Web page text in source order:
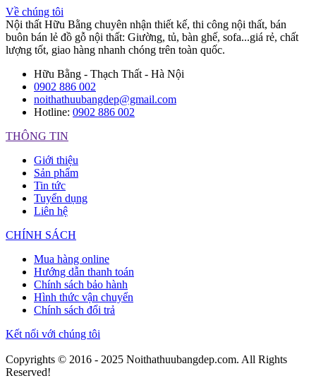
Về chúng tôi
Nội thất Hữu Bằng chuyên nhận thiết kế, thi công nội thất, bán
buôn bán lẻ đồ gỗ nội thất: Giường, tủ, bàn ghế, sofa...giá rẻ, chất
lượng tốt, giao hàng nhanh chóng trên toàn quốc.
Hữu Bằng - Thạch Thất - Hà Nội
0902 886 002
noithathuubangdep@gmail.com
Hotline: 0902 886 002
THÔNG TIN
Giới thiệu
Sản phẩm
Tin tức
Tuyển dụng
Liên hệ
CHÍNH SÁCH
Mua hàng online
Hướng dẫn thanh toán
Chính sách bảo hành
Hình thức vận chuyển
Chính sách đổi trả
Kết nối với chúng tôi
Copyrights © 2016 - 2025 Noithathuubangdep.com. All Rights
Reserved!